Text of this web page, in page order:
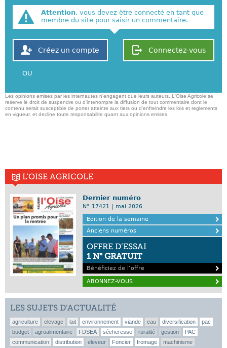
Attention, vous devez être connecté en tant que
membre du site pour saisir un commentaire.
Connectez-vous
Créez un compte
OU
Les opinions emises par les internautes n'engagent que leurs auteurs. L'Oise Agricole se
reserve le droit de suspendre ou d'interrompre la diffusion de tout commentaire dont le
contenu serait susceptible de porter atteinte aux tiers ou d'enfreindre les lois et reglements
en vigueur, et decline toute responsabilite quant aux opinions emises,
L'OISE AGRICOLE
Dernier numéro
N° 17421 | mai 2026
Edition de la semaine
Anciens numéros
OFFRE D’ESSAI
1 N° GRATUIT
Bénéficiez de l’offre
ABONNEZ-VOUS
LES SUJETS D’ACTUALITÉ
agriculture elevage lait environnement viande eau diversification
pac
budget
agroalimentaire FDSEA sécheresse ruralité gestion
PAC
communication
distribution eleveur Foncier fromage machinisme